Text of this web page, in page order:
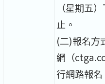
（星期五
止。
(二)報名方
網（
行網路報